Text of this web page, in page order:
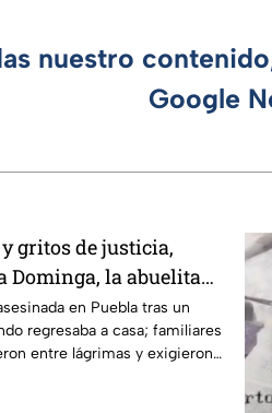
nuestro
Google
gritos de justicia,
Dominga, la abuelita
en Amozoc,
en Puebla tras un
regresaba a casa; familiares
entre lágrimas y exigieron